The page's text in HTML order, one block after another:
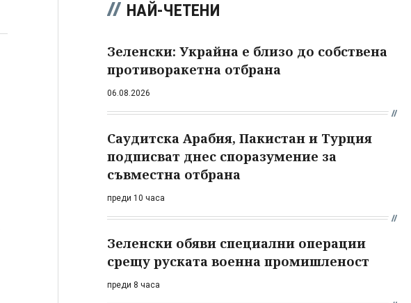
НАЙ-ЧЕТЕНИ
Зеленски: Украйна е близо до собствена
противоракетна отбрана
06.08.2026
Саудитска Арабия, Пакистан и Турция
подписват днес споразумение за
съвместна отбрана
преди 10 часа
Зеленски обяви специални операции
срещу руската военна промишленост
преди 8 часа